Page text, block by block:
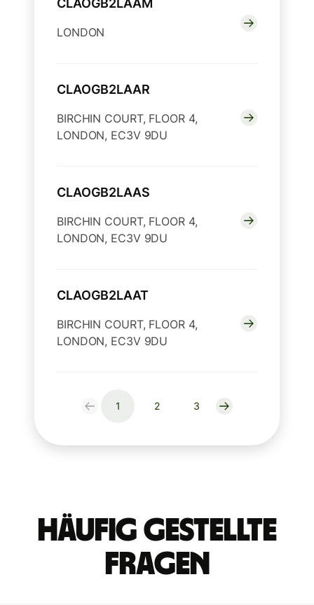
CLAOGB2LAAM
LONDON
CLAOGB2LAAR
BIRCHIN COURT, FLOOR 4,
LONDON, EC3V 9DU
CLAOGB2LAAS
BIRCHIN COURT, FLOOR 4,
LONDON, EC3V 9DU
CLAOGB2LAAT
BIRCHIN COURT, FLOOR 4,
LONDON, EC3V 9DU
1 2 3
Häufig gestellte
Fragen